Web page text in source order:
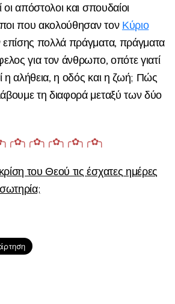
απόστολοι και σπουδαίοι
που ακολούθησαν τον Κύριο
επίσης πολλά πράγματα, πράγματα
για τον άνθρωπο, οπότε γιατί
η αλήθεια, η οδός και η ζωή; Πώς
τη διαφορά μεταξύ των δύο
του Θεού τις έσχατες ημέρες